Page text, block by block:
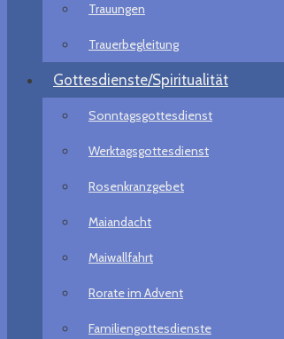
Trauungen
Trauerbegleitung
Gottesdienste/Spiritualität
Sonntagsgottesdienst
Werktagsgottesdienst
Rosenkranzgebet
Maiandacht
Maiwallfahrt
Rorate im Advent
Familiengottesdienste